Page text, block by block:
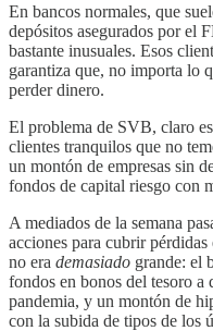
En bancos normales, que
depósitos asegurados por el
bastante inusuales. Esos
garantiza que, no importa lo
perder dinero.
El problema de SVB, claro
clientes tranquilos que no
un montón de empresas sin
fondos de capital riesgo con
A mediados de la semana
acciones para cubrir
no era demasiado grande: el
fondos en bonos del tesoro a
pandemia, y un montón de
con la subida de tipos de los